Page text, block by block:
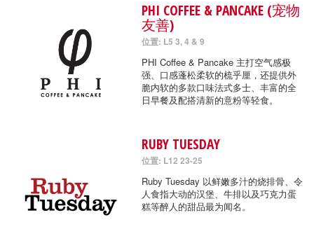
PHI COFFEE & PANCAKE (宠物
友善)
位置: L5 3, 4 & 9
PHI Coffee & Pancake 主打空气感极
强、口感蓬松柔软的梳乎厘，还提供外
脆内软的多款口味法式多士、丰富的全
日早餐及配搭清新的意粉等轻食。
RUBY TUESDAY
位置: L12 23-25
Ruby Tuesday 以鲜嫩多汁的烧排骨、令
人食指大动的汉堡、牛排以及巧克力蛋
糕等醉人的甜品最为闻名。